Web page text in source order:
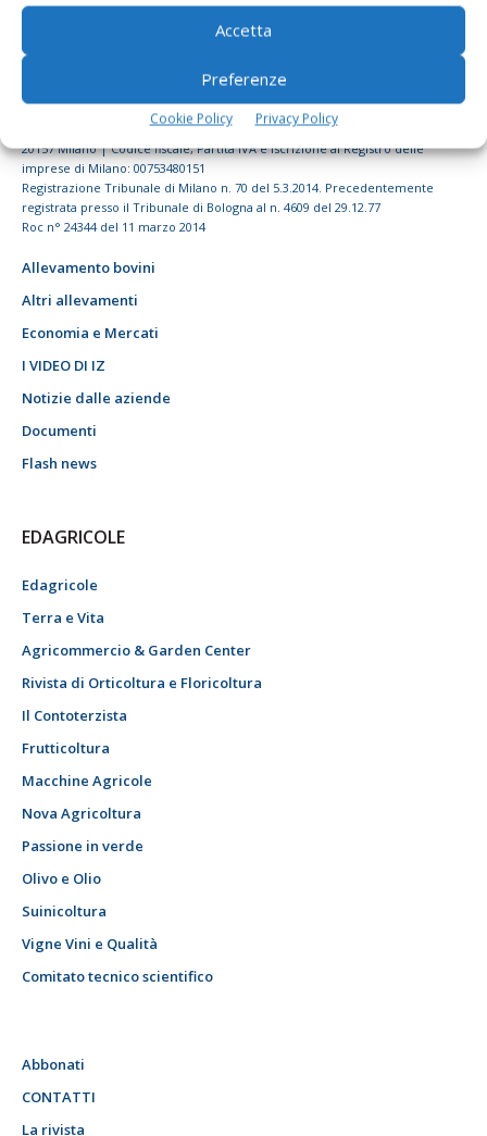
Accetta
Preferenze
Cookie Policy Privacy Policy
© Tecniche Nuove Spa. Tutti i diritti riservati. Sede legale Via Eritrea 21 -
20157 Milano | Codice fiscale, Partita IVA e Iscrizione al Registro delle
imprese di Milano: 00753480151
Registrazione Tribunale di Milano n. 70 del 5.3.2014. Precedentemente
registrata presso il Tribunale di Bologna al n. 4609 del 29.12.77
Roc n° 24344 del 11 marzo 2014
Allevamento bovini
Altri allevamenti
Economia e Mercati
I VIDEO DI IZ
Notizie dalle aziende
Documenti
Flash news
EDAGRICOLE
Edagricole
Terra e Vita
Agricommercio & Garden Center
Rivista di Orticoltura e Floricoltura
Il Contoterzista
Frutticoltura
Macchine Agricole
Nova Agricoltura
Passione in verde
Olivo e Olio
Suinicoltura
Vigne Vini e Qualità
Comitato tecnico scientifico
Abbonati
CONTATTI
La rivista